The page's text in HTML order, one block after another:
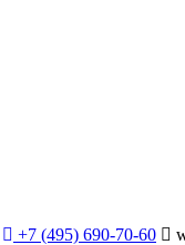
+7 (495) 690-70-60